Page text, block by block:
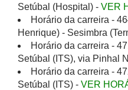
Setúbal (Hospital) - VER
Horário da carreira -
Henrique) - Sesimbra
Horário da carreira -
Setúbal (ITS), via Pinhal
Horário da carreira -
Setúbal (ITS) - VER